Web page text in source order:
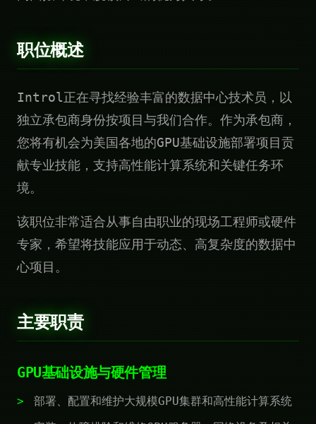
职位概述
Introl正在寻找经验丰富的数据中心技术员，以
独立承包商身份按项目与我们合作。作为承包商，
您将有机会为美国各地的GPU基础设施部署项目贡
献专业技能，支持高性能计算系统和关键任务环
境。
该职位非常适合从事自由职业的现场工程师或硬件
专家，希望将技能应用于动态、高复杂度的数据中
心项目。
主要职责
GPU基础设施与硬件管理
部署、配置和维护大规模GPU集群和高性能计算系统